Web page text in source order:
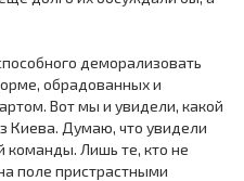
деморализовать
обрадованных и
Вот мы и увидели, какой
Киева. Думаю, что увидели
команды. Лишь те, кто не
поле пристрастными